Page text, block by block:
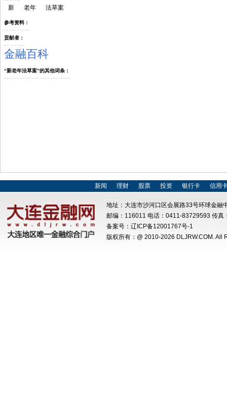
新 老年 法草案
参考资料：
贡献者：
金融百科
“新老年法草案”的其他词条：
新闻 理财 股票 投资 银行卡 信用
地址：大连市沙河口区会展路33号环球金融
邮编：116011 电话：0411-83729593 传真
备案号： 辽ICP备12001767号-1
版权所有：@ 2010-2026 DLJRW.COM. All